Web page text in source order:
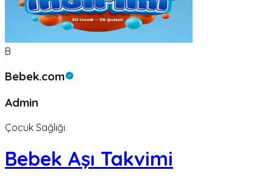
B
Bebek.com
Admin
Çocuk Sağlığı
Bebek Aşı Takvimi